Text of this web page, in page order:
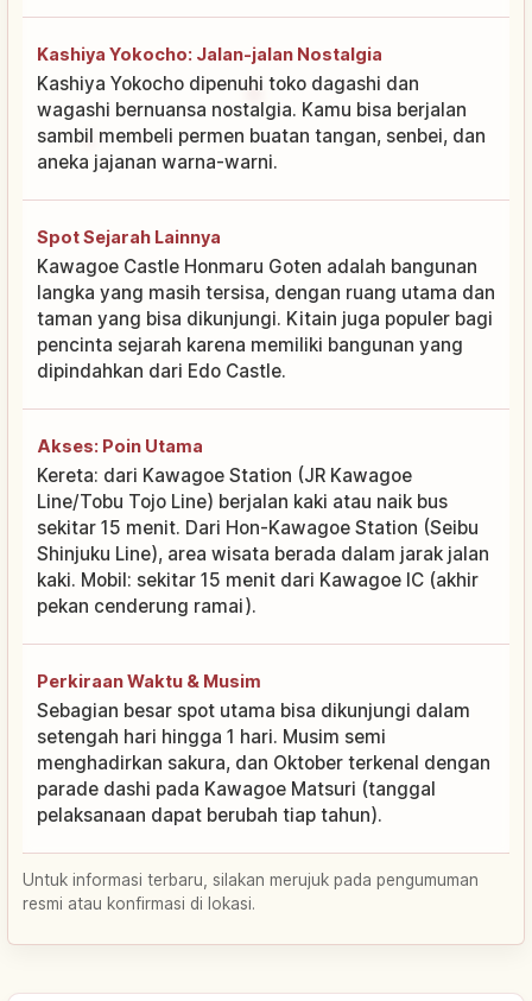
Kashiya Yokocho: Jalan-jalan Nostalgia
Kashiya Yokocho dipenuhi toko dagashi dan
wagashi bernuansa nostalgia. Kamu bisa berjalan
sambil membeli permen buatan tangan, senbei, dan
aneka jajanan warna-warni.
Spot Sejarah Lainnya
Kawagoe Castle Honmaru Goten adalah bangunan
langka yang masih tersisa, dengan ruang utama dan
taman yang bisa dikunjungi. Kitain juga populer bagi
pencinta sejarah karena memiliki bangunan yang
dipindahkan dari Edo Castle.
Akses: Poin Utama
Kereta: dari Kawagoe Station (JR Kawagoe
Line/Tobu Tojo Line) berjalan kaki atau naik bus
sekitar 15 menit. Dari Hon-Kawagoe Station (Seibu
Shinjuku Line), area wisata berada dalam jarak jalan
kaki. Mobil: sekitar 15 menit dari Kawagoe IC (akhir
pekan cenderung ramai).
Perkiraan Waktu & Musim
Sebagian besar spot utama bisa dikunjungi dalam
setengah hari hingga 1 hari. Musim semi
menghadirkan sakura, dan Oktober terkenal dengan
parade dashi pada Kawagoe Matsuri (tanggal
pelaksanaan dapat berubah tiap tahun).
Untuk informasi terbaru, silakan merujuk pada pengumuman
resmi atau konfirmasi di lokasi.